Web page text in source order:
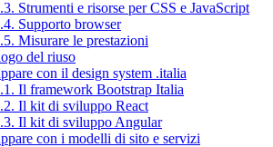
Strumenti e risorse per CSS e JavaScript
Supporto browser
Misurare le prestazioni
del riuso
con il design system .italia
Il framework Bootstrap Italia
Il kit di sviluppo React
Il kit di sviluppo Angular
con i modelli di sito e servizi